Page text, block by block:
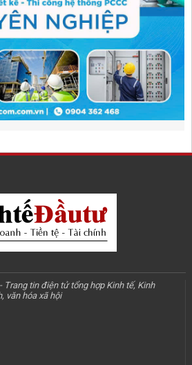
tin điện tử tổng hợp Kinh tế, Kinh
văn hóa xã hội